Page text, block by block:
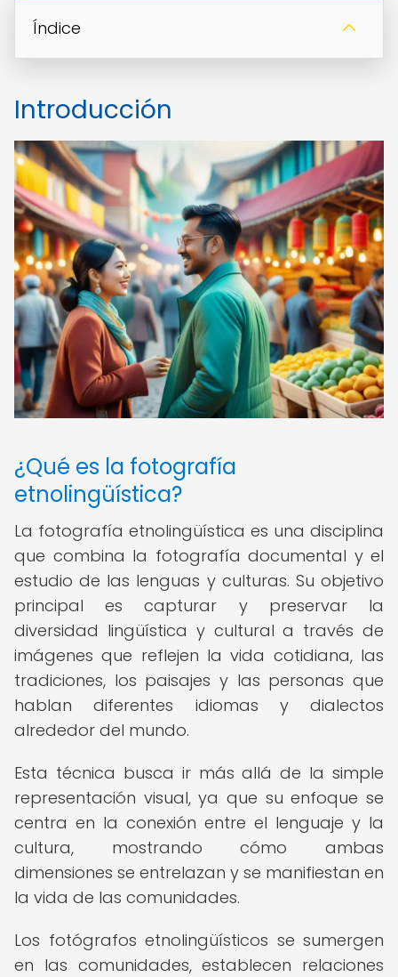
Índice
Introducción
¿Qué es la fotografía
etnolingüística?
La fotografía etnolingüística es una disciplina
que combina la fotografía documental y el
estudio de las lenguas y culturas. Su objetivo
principal es capturar y preservar la
diversidad lingüística y cultural a través de
imágenes que reflejen la vida cotidiana, las
tradiciones, los paisajes y las personas que
hablan diferentes idiomas y dialectos
alrededor del mundo.
Esta técnica busca ir más allá de la simple
representación visual, ya que su enfoque se
centra en la conexión entre el lenguaje y la
cultura, mostrando cómo ambas
dimensiones se entrelazan y se manifiestan en
la vida de las comunidades.
Los fotógrafos etnolingüísticos se sumergen
en las comunidades, establecen relaciones